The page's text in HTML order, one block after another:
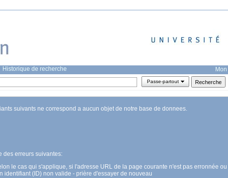
Historique de recherche
Passe-partout
suivants ne correspond a aucun objet de notre base de donnees.
des erreurs suivantes:
le cas qui s'applique, si l'adresse URL de la page courante n'est pas erronnée
identifiant (ID) non valide - prière d'essayer de nouveau